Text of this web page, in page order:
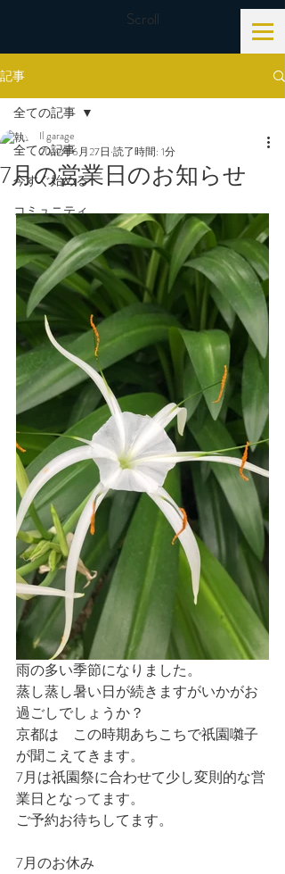
Scroll
記事
全ての記事
今すぐ始める
コミュニティ
全ての記事
7月の営業日のお知らせ
Il garage
2019年6月27日 読了時間: 1分
雨の多い季節になりました。
蒸し蒸し暑い日が続きますがいかがお
過ごしでしょうか？
京都は　この時期あちこちで祇園囃子
が聞こえてきます。
7月は祇園祭に合わせて少し変則的な営
業日となってます。
ご予約お待ちしてます。
7月のお休み